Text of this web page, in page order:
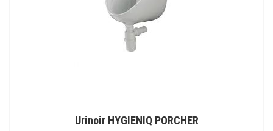
Urinoir HYGIENIQ PORCHER